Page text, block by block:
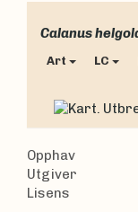
Calanus
Art LC
Opphav
Utgiver
Lisens